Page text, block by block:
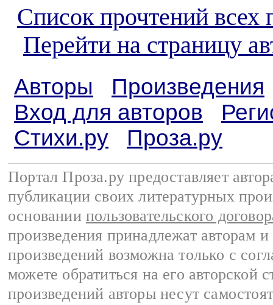
Список прочтений всех
Перейти на страницу
Авторы
Произведения
Вход для авторов
Стихи.ру
Проза.ру
Портал Проза.ру предоставляет
публикации своих литературных
основании пользовательского
произведения принадлежат авторам
произведений возможна только с
можете обратиться на его авторской
произведений авторы несут